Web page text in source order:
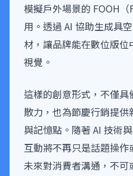
模擬戶外場景的 FOOH
用。透過 AI 協助生成具
材，讓品牌能在數位版
視覺。
這樣的創意形式，不僅
散力，也為節慶行銷提
與記憶點。隨著 AI 技術
互動將不再只是話題操
未來對消費者溝通，不可